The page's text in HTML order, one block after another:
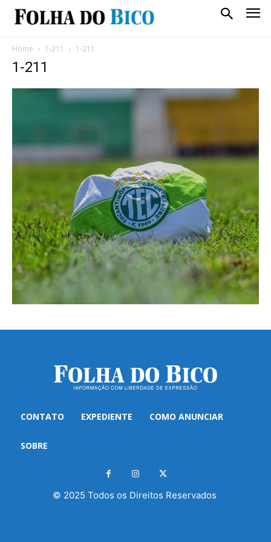
Home 1-211 1-211
1-211
CONTATO EXPEDIENTE COMO ANUNCIAR
SOBRE
© 2025 Todos os Direitos Reservados